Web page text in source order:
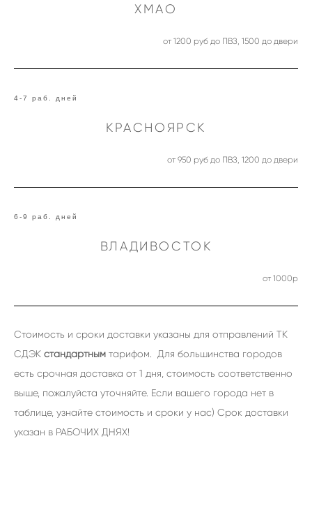
ХМАО
от 1200 руб до ПВЗ, 1500 до двери
4-7 раб. дней
КРАСНОЯРСК
от 950 руб до ПВЗ, 1200 до двери
6-9 раб. дней
ВЛАДИВОСТОК
от 1000р
Стоимость и сроки доставки указаны для отправлений ТК
СДЭК стандартным тарифом. Для большинства городов
есть срочная доставка от 1 дня, стоимость соответственно
выше, пожалуйста уточняйте. Если вашего города нет в
таблице, узнайте стоимость и сроки у нас) Срок доставки
указан в РАБОЧИХ ДНЯХ!